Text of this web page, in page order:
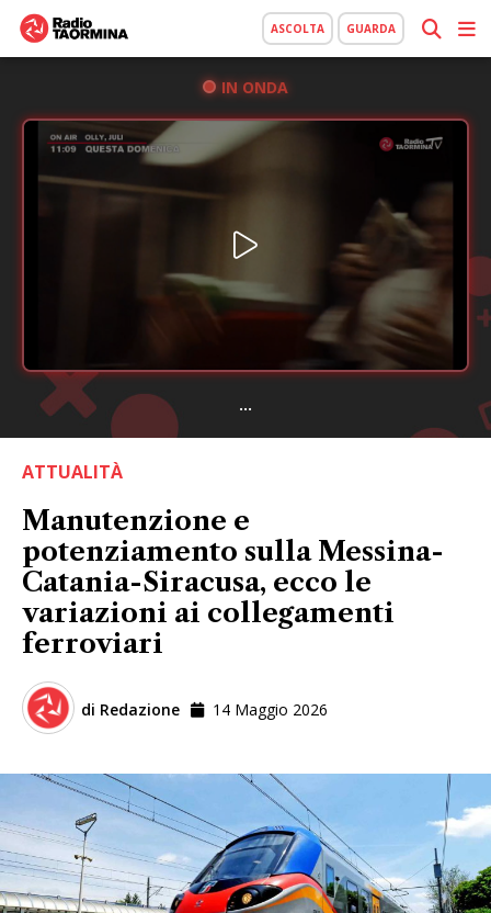
ASCOLTA GUARDA
IN ONDA
...
ATTUALITÀ
Manutenzione e
potenziamento sulla Messina-
Catania-Siracusa, ecco le
variazioni ai collegamenti
ferroviari
di Redazione 14 Maggio 2026